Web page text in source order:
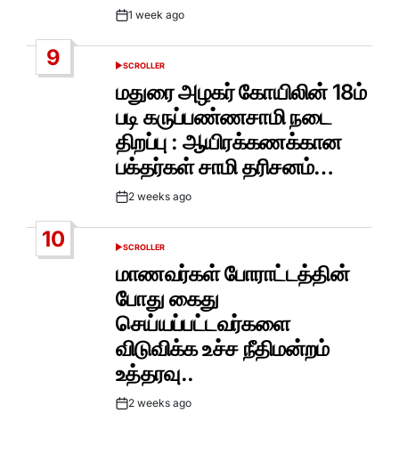
Post1 week ago
9
POSTED
SCROLLER
மதுரை அழகர் கோயிலின் 18ம்
படி கருப்பண்ணசாமி நடை
திறப்பு : ஆயிரக்கணக்கான
பக்தர்கள் சாமி தரிசனம்…
Post2 weeks ago
10
POSTED
SCROLLER
மாணவர்கள் போராட்டத்தின்
போது கைது
செய்யப்பட்டவர்களை
விடுவிக்க உச்ச நீதிமன்றம்
உத்தரவு..
Post2 weeks ago